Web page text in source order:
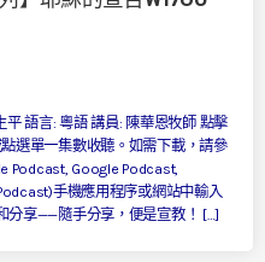
語言: 粵語 講員: 陳華恩牧師 點擊
選單一集數收聽。如需下載，請參
Podcast, Google Podcast,
手機應用程序或網站中輸入
分享——隨手分享，便是宣教！ […]